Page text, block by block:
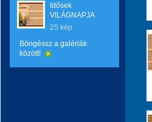
Idősek
VILÁGNAPJA
25 kép
Böngéssz a galériák
között!